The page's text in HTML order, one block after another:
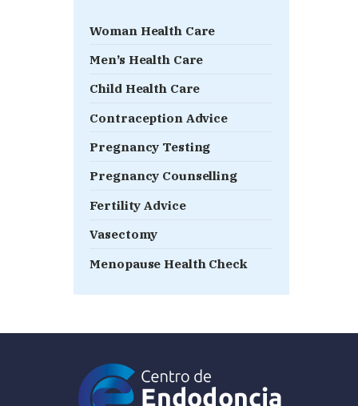
Woman Health Care
Men’s Health Care
Child Health Care
Contraception Advice
Pregnancy Testing
Pregnancy Counselling
Fertility Advice
Vasectomy
Menopause Health Check